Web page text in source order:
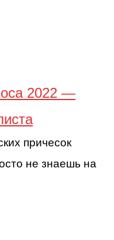
2022 —
причесок
не знаешь на